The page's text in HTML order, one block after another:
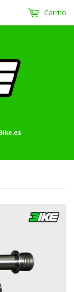
Carrito